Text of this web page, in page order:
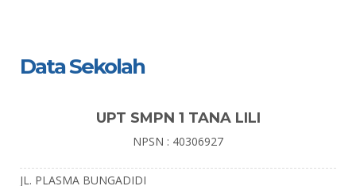
Data Sekolah
UPT SMPN 1 TANA LILI
NPSN : 40306927
JL. PLASMA BUNGADIDI